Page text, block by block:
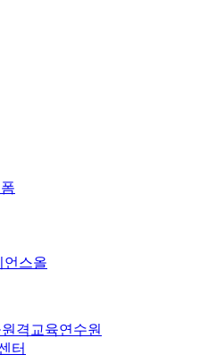
언스올
격교육연수원
터